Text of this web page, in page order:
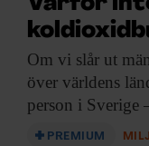
Om vi slår ut
över världens
person i Sverige
PREMIUM